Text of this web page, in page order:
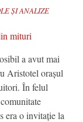
ȘI ANALIZE
a avut mai
Aristotel orașul
În felul
era o invitație la